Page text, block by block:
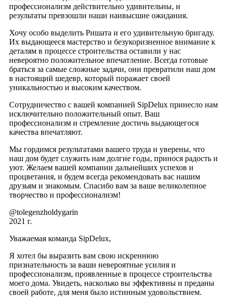
профессионализм действительно удивительны, и
результаты превзошли наши наивысшие ожидания.
Хочу особо выделить Ришата и его удивительную бригаду.
Их выдающееся мастерство и безукоризненное внимание к
деталям в процессе строительства оставили у нас
невероятно положительное впечатление. Всегда готовые
браться за самые сложные задачи, они превратили наш дом
в настоящий шедевр, который поражает своей
уникальностью и высоким качеством.
Сотрудничество с вашей компанией SipDelux принесло нам
исключительно положительный опыт. Ваш
профессионализм и стремление достичь выдающегося
качества впечатляют.
Мы гордимся результатами вашего труда и уверены, что
наш дом будет служить нам долгие годы, принося радость и
уют. Желаем вашей компании дальнейших успехов и
процветания, и будем всегда рекомендовать вас нашим
друзьям и знакомым. Спасибо вам за ваше великолепное
творчество и профессионализм!
@tolegenzholdygarin
2021 г.
Уважаемая команда SipDelux,
Я хотел бы выразить вам свою искреннюю
признательность за ваши невероятные усилия и
профессионализм, проявленные в процессе строительства
моего дома. Увидеть, насколько вы эффективны и преданы
своей работе, для меня было истинным удовольствием.